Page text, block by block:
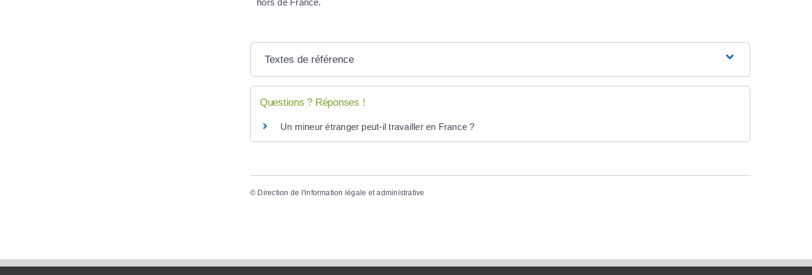
Textes de référence
Questions ? Réponses !
Un mineur étranger peut-il travailler en France ?
© Direction de l'information légale et administrative